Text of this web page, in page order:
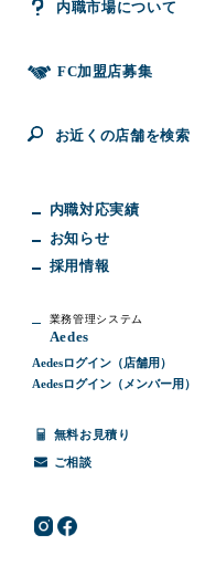
内職市場について
FC加盟店募集
お近くの店舗を検索
内職対応実績
お知らせ
採用情報
業務管理システム
Aedes
Aedesログイン（店舗用）
Aedesログイン（メンバー用）
無料お見積り
ご相談